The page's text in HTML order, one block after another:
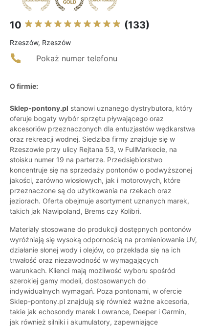
10 (133)
Rzeszów, Rzeszów
Pokaż numer telefonu
O firmie:
Sklep-pontony.pl stanowi uznanego dystrybutora, który
oferuje bogaty wybór sprzętu pływającego oraz
akcesoriów przeznaczonych dla entuzjastów wędkarstwa
oraz rekreacji wodnej. Siedziba firmy znajduje się w
Rzeszowie przy ulicy Rejtana 53, w FullMarkecie, na
stoisku numer 19 na parterze. Przedsiębiorstwo
koncentruje się na sprzedaży pontonów o podwyższonej
jakości, zarówno wiosłowych, jak i motorowych, które
przeznaczone są do użytkowania na rzekach oraz
jeziorach. Oferta obejmuje asortyment uznanych marek,
takich jak Nawipoland, Brems czy Kolibri.
Materiały stosowane do produkcji dostępnych pontonów
wyróżniają się wysoką odpornością na promieniowanie UV,
działanie słonej wody i olejów, co przekłada się na ich
trwałość oraz niezawodność w wymagających
warunkach. Klienci mają możliwość wyboru spośród
szerokiej gamy modeli, dostosowanych do
indywidualnych wymagań. Poza pontonami, w ofercie
Sklep-pontony.pl znajdują się również ważne akcesoria,
takie jak echosondy marek Lowrance, Deeper i Garmin,
jak również silniki i akumulatory, zapewniające